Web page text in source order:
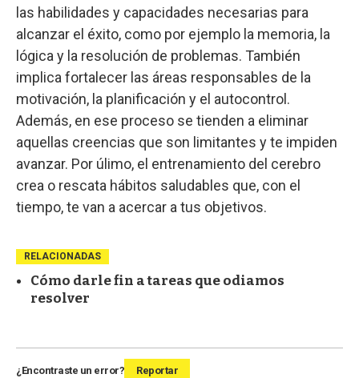
las habilidades y capacidades necesarias para
alcanzar el éxito, como por ejemplo la memoria, la
lógica y la resolución de problemas. También
implica fortalecer las áreas responsables de la
motivación, la planificación y el autocontrol.
Además, en ese proceso se tienden a eliminar
aquellas creencias que son limitantes y te impiden
avanzar. Por úlimo, el entrenamiento del cerebro
crea o rescata hábitos saludables que, con el
tiempo, te van a acercar a tus objetivos.
RELACIONADAS
Cómo darle fin a tareas que odiamos
resolver
¿Encontraste un error? Reportar